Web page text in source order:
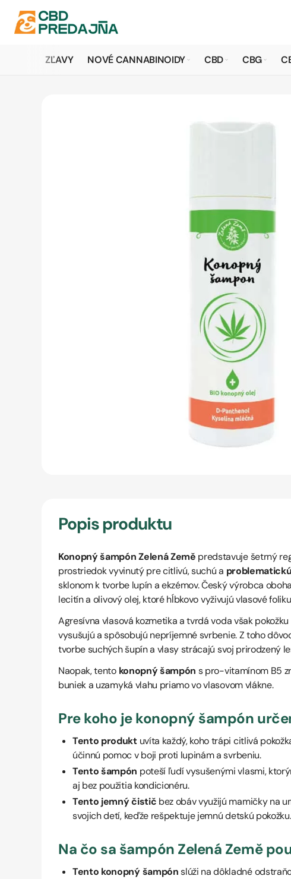
ZĽAVY NOVÉ CANNABINOIDY CBD CBG
Popis produktu
Konopný šampón Zelená Země predstavuje šetrný
prostriedok vyvinutý pre citlivú, suchú a
sklonom k tvorbe lupín a ekzémov. Český výrobca
lecitín a olivový olej, ktoré hĺbkovo vyživujú vlasové
Agresívna vlasová kozmetika a tvrdá voda však
vysušujú a spôsobujú nepríjemné svrbenie. Z toho
tvorbe suchých šupín a vlasy strácajú svoj prirodzený
Naopak, tento konopný šampón s pro-vitamínom B5
buniek a uzamyká vlahu priamo vo vlasovom vlákne.
Pre koho je konopný šampón
Tento produktuvíta každý, koho trápi citlivá
účinnú pomoc v boji proti lupinám a svrbeniu.
Tento šampón poteší ľudí vysušenými vlasmi,
aj bez použitia kondicionéru.
Tento jemný čistič bez obáv využijú mamičky na
svojich detí, keďže rešpektuje jemnú detskú pokožku.
Na čo sa šampón Zelená Země
Tento konopný šampónslúži na dôkladné